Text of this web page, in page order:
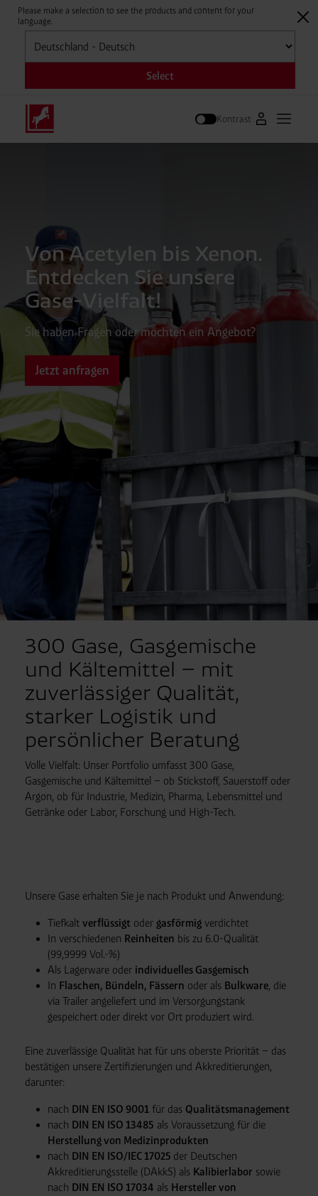
Please make a selection to see the products and content for your
language.
Auswählen
Select
Kontrast Zum
Von Acetylen bis Xenon.
Entdecken Sie unsere
Gase-Vielfalt!
Sie haben Fragen oder möchten ein Angebot?
Jetzt anfragen
300 Gase, Gasgemische
und Kältemittel – mit
zuverlässiger Qualität,
starker Logistik und
persönlicher Beratung
Volle Vielfalt: Unser Portfolio umfasst 300 Gase,
Gasgemische und Kältemittel – ob Stickstoff, Sauerstoff oder
Argon, ob für Industrie, Medizin, Pharma, Lebensmittel und
Getränke oder Labor, Forschung und High-Tech.
Unsere Gase erhalten Sie je nach Produkt und Anwendung:
Tiefkalt verflüssigt oder gasförmigverdichtet
In verschiedenen Reinheiten bis zu 6.0-Qualität
(99,9999 Vol.-%)
Als Lagerware oder individuelles Gasgemisch
In Flaschen, Bündeln, Fässern oder als Bulkware, die
via Trailer angeliefert und im Versorgungstank
gespeichert oder direkt vor Ort produziert wird.
Eine zuverlässige Qualität hat für uns oberste Priorität – das
bestätigen unsere Zertifizierungen und Akkreditierungen,
darunter:
nach DIN EN ISO 9001 für das Qualitätsmanagement
nach DIN EN ISO 13485 als Voraussetzung für die
Herstellung von Medizinprodukten
nach DIN EN ISO/IEC 17025 der Deutschen
Akkreditierungsstelle (DAkkS) als Kalibierlabor sowie
nach DIN EN ISO 17034 als Hersteller von